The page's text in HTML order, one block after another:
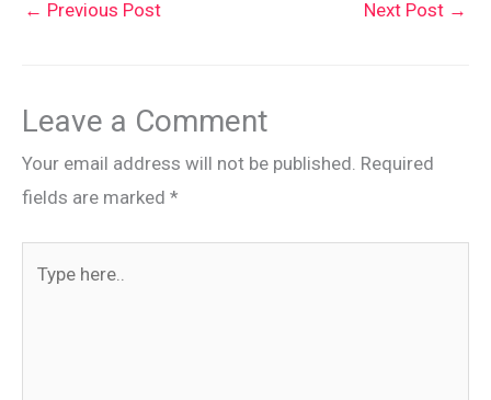
← Previous Post Next Post →
Leave a Comment
Your email address will not be published. Required
fields are marked *